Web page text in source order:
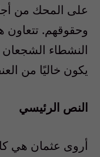
على المحك من
وحقوقهم.
النشطاء
يكون خاليًا من
النص الرئيسي
أروى عثمان هي